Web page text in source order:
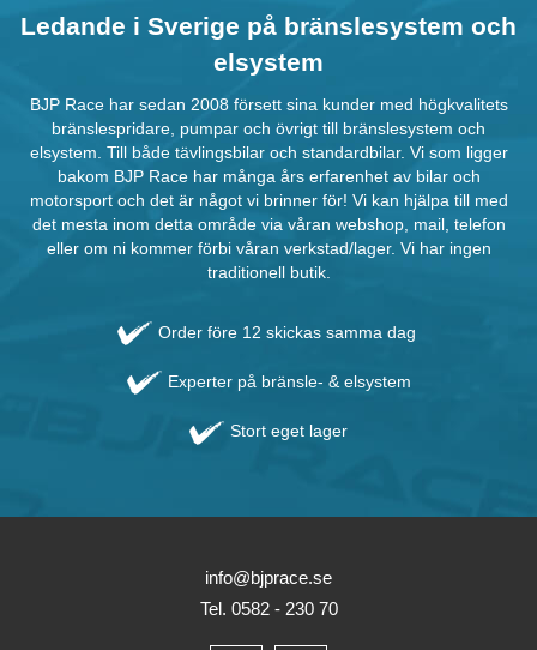
Ledande i Sverige på bränslesystem och
elsystem
BJP Race har sedan 2008 försett sina kunder med högkvalitets
bränslespridare, pumpar och övrigt till bränslesystem och
elsystem. Till både tävlingsbilar och standardbilar. Vi som ligger
bakom BJP Race har många års erfarenhet av bilar och
motorsport och det är något vi brinner för! Vi kan hjälpa till med
det mesta inom detta område via våran webshop, mail, telefon
eller om ni kommer förbi våran verkstad/lager. Vi har ingen
traditionell butik.
Order före 12 skickas samma dag
Experter på bränsle- & elsystem
Stort eget lager
info@bjprace.se
Tel. 0582 - 230 70